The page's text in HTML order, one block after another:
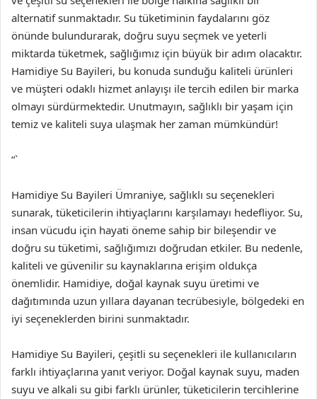
alternatif sunmaktadır. Su tüketiminin faydalarını göz
önünde bulundurarak, doğru suyu seçmek ve yeterli
miktarda tüketmek, sağlığımız için büyük bir adım olacaktır.
Hamidiye Su Bayileri, bu konuda sunduğu kaliteli ürünleri
ve müşteri odaklı hizmet anlayışı ile tercih edilen bir marka
olmayı sürdürmektedir. Unutmayın, sağlıklı bir yaşam için
temiz ve kaliteli suya ulaşmak her zaman mümkündür!
“`
Hamidiye Su Bayileri Ümraniye, sağlıklı su seçenekleri
sunarak, tüketicilerin ihtiyaçlarını karşılamayı hedefliyor. Su,
insan vücudu için hayati öneme sahip bir bileşendir ve
doğru su tüketimi, sağlığımızı doğrudan etkiler. Bu nedenle,
kaliteli ve güvenilir su kaynaklarına erişim oldukça
önemlidir. Hamidiye, doğal kaynak suyu üretimi ve
dağıtımında uzun yıllara dayanan tecrübesiyle, bölgedeki en
iyi seçeneklerden birini sunmaktadır.
Hamidiye Su Bayileri, çeşitli su seçenekleri ile kullanıcıların
farklı ihtiyaçlarına yanıt veriyor. Doğal kaynak suyu, maden
suyu ve alkali su gibi farklı ürünler, tüketicilerin tercihlerine